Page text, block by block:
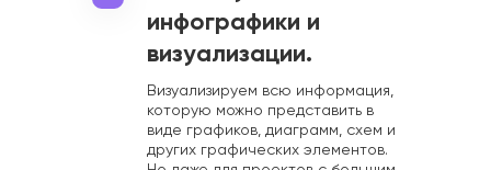
инфографики и
визуализации.
Визуализируем всю информация,
которую можно представить в
виде графиков, диаграмм, схем и
других графических элементов.